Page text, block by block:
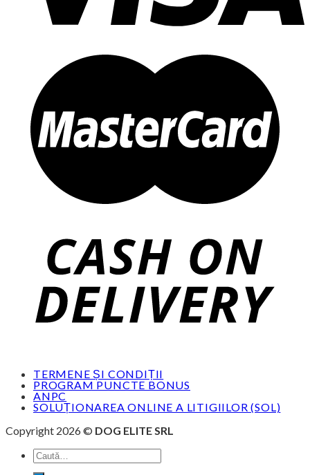
TERMENE ȘI CONDIȚII
PROGRAM PUNCTE BONUS
ANPC
SOLUȚIONAREA ONLINE A LITIGIILOR (SOL)
Copyright 2026 © DOG ELITE SRL
Caută
după: